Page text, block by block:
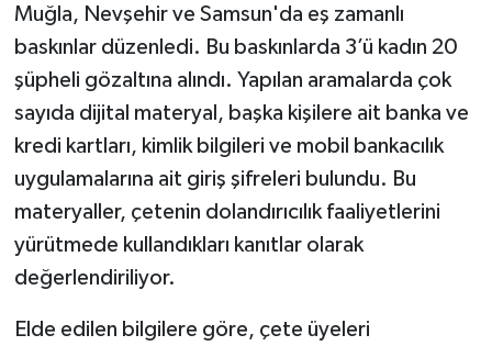
Muğla, Nevşehir ve Samsun'da eş zamanlı
baskınlar düzenledi. Bu baskınlarda 3’ü kadın 20
şüpheli gözaltına alındı. Yapılan aramalarda çok
sayıda dijital materyal, başka kişilere ait banka ve
kredi kartları, kimlik bilgileri ve mobil bankacılık
uygulamalarına ait giriş şifreleri bulundu. Bu
materyaller, çetenin dolandırıcılık faaliyetlerini
yürütmede kullandıkları kanıtlar olarak
değerlendiriliyor.
Elde edilen bilgilere göre, çete üyeleri